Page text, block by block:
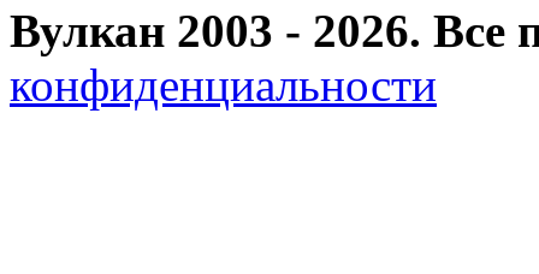
Вулкан 2003 - 2026.
конфиденциальности